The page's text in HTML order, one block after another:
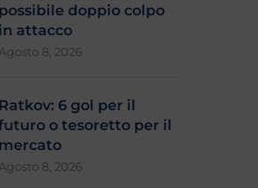
avanza
possibile doppio colpo
in attacco
Agosto 8, 2026
Ratkov: 6 gol per il
o tesoretto per il
mercato
Agosto 8, 2026